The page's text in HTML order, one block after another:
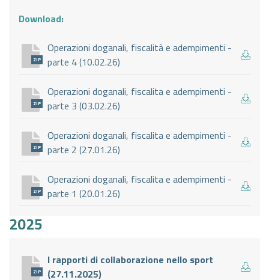
Download:
ZIP
Operazioni doganali, fiscalità e adempimenti -
parte 4 (10.02.26)
ZIP
Operazioni doganali, fiscalita e adempimenti -
parte 3 (03.02.26)
ZIP
Operazioni doganali, fiscalita e adempimenti -
parte 2 (27.01.26)
ZIP
Operazioni doganali, fiscalita e adempimenti -
parte 1 (20.01.26)
2025
ZIP
I rapporti di collaborazione nello sport
(27.11.2025)